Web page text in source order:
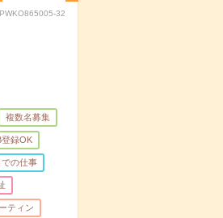
32
複数名募集
登録OK
の仕事
ティン